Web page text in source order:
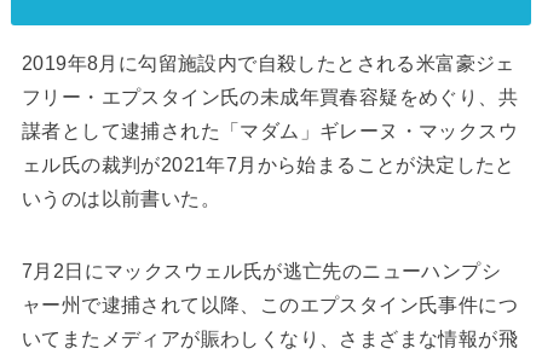
2019年8月に勾留施設内で自殺したとされる米富豪ジェ
フリー・エプスタイン氏の未成年買春容疑をめぐり、共
謀者として逮捕された「マダム」ギレーヌ・マックスウ
ェル氏の裁判が2021年7月から始まることが決定したと
いうのは以前書いた。
7月2日にマックスウェル氏が逃亡先のニューハンプシ
ャー州で逮捕されて以降、このエプスタイン氏事件につ
いてまたメディアが賑わしくなり、さまざまな情報が飛